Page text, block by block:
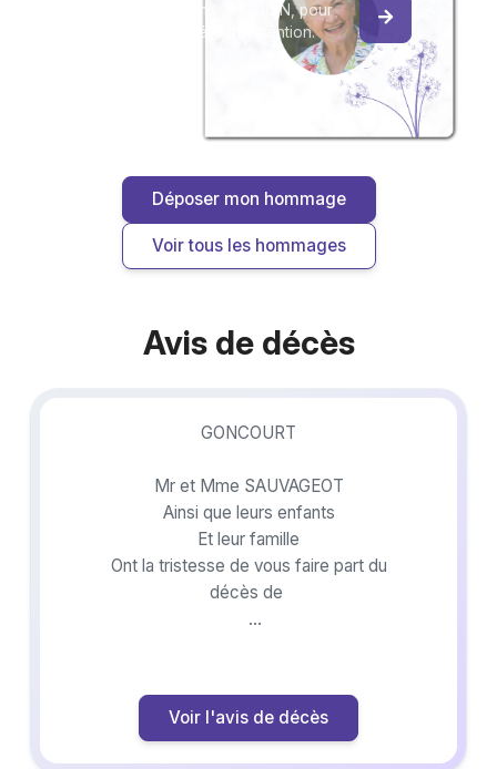
les hommages à James MOUGIN, pour
vous ou pour une délicate attention.
Déposer mon hommage
Voir tous les hommages
Avis de décès
GONCOURT
Mr et Mme SAUVAGEOT
Ainsi que leurs enfants
Et leur famille
Ont la tristesse de vous faire part du
décès de
Décédé le 6 juillet 2026 dans sa 82èmeVoir l'avis de décès